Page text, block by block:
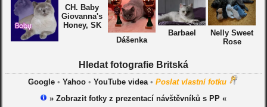
CH. Baby
Giovanna's
Honey, SK
Dášenka
Barbael
Nelly Sweet
Rose
Hledat fotografie Britská
Google •Yahoo •YouTube videa•Poslat vlastní fotku
» Zobrazit fotky z prezentací návštěvníků s PP «